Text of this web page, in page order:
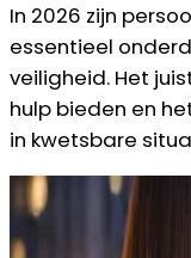
In 2026 zijn
essentieel
veiligheid. Het
hulp bieden en
in kwetsbare